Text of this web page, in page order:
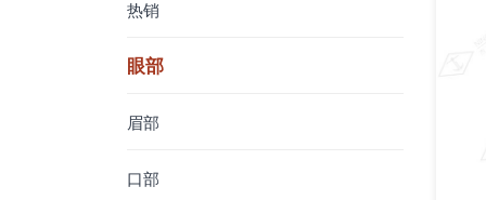
热销
眼部
眉部
口部